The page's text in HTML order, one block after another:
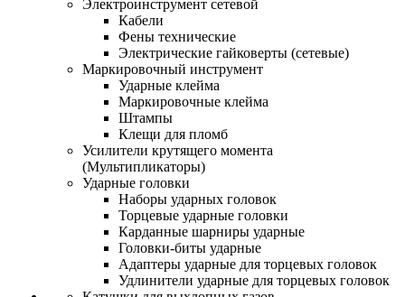
Электроинструмент сетевой
Кабели
Фены технические
Электрические гайковерты (сетевые)
Маркировочный инструмент
Ударные клейма
Маркировочные клейма
Штампы
Клещи для пломб
Усилители крутящего момента
(Мультипликаторы)
Ударные головки
Наборы ударных головок
Торцевые ударные головки
Карданные шарниры ударные
Головки-биты ударные
Адаптеры ударные для торцевых головок
Удлинители ударные для торцевых головок